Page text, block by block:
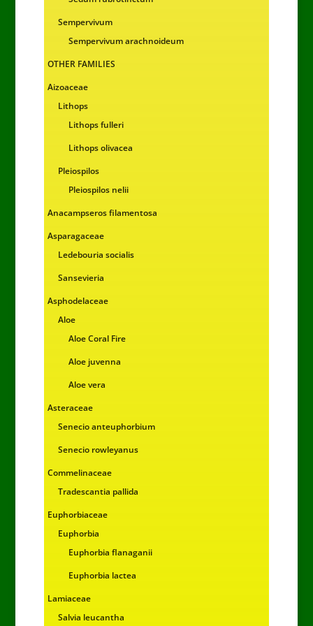
Sempervivum
Sempervivum arachnoideum
OTHER FAMILIES
Aizoaceae
Lithops
Lithops fulleri
Lithops olivacea
Pleiospilos
Pleiospilos nelii
Anacampseros filamentosa
Asparagaceae
Ledebouria socialis
Sansevieria
Asphodelaceae
Aloe
Aloe Coral Fire
Aloe juvenna
Aloe vera
Asteraceae
Senecio anteuphorbium
Senecio rowleyanus
Commelinaceae
Tradescantia pallida
Euphorbiaceae
Euphorbia
Euphorbia flanaganii
Euphorbia lactea
Lamiaceae
Salvia leucantha